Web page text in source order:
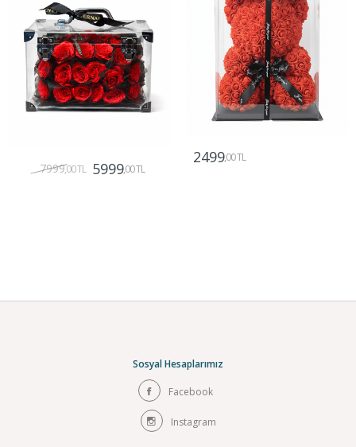
7999,00 TL 5999,00 TL
2499,00 TL
Sosyal Hesaplarımız
Facebook
Instagram